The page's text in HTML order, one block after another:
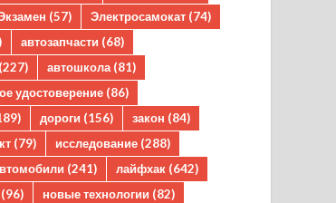
(57) Электросамокат (74)
автозапчасти (68)
(227) автошкола (81)
удостоверение (86)
дороги (156) закон (84)
(79) исследование (288)
(241) лайфхак (642)
(96) новые технологии (82)